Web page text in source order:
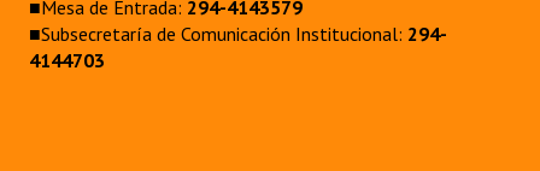
■Mesa de Entrada: 294-4143579
■Subsecretaría de Comunicación Institucional: 294-
4144703